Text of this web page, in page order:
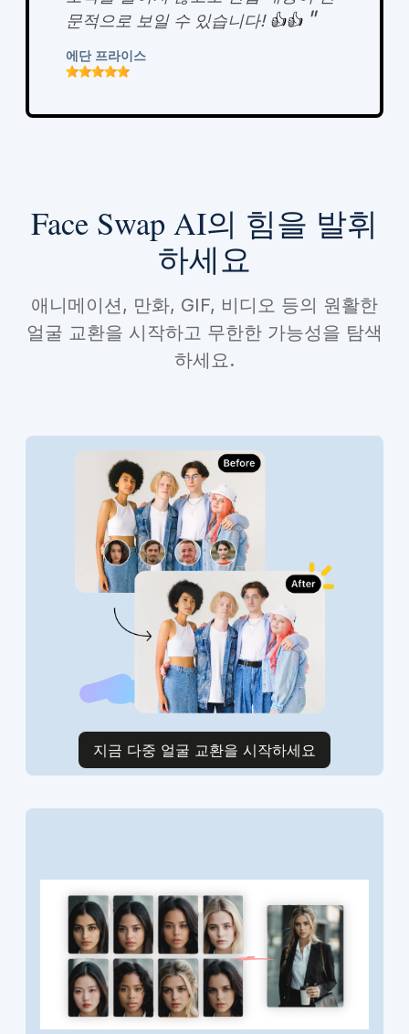
문적으로 보일 수 있습니다!👍👍 "
에단 프라이스
Face Swap AI의 힘을 발휘
하세요
애니메이션, 만화, GIF, 비디오 등의 원활한
얼굴 교환을 시작하고 무한한 가능성을 탐색
하세요.
지금 다중 얼굴 교환을 시작하세요